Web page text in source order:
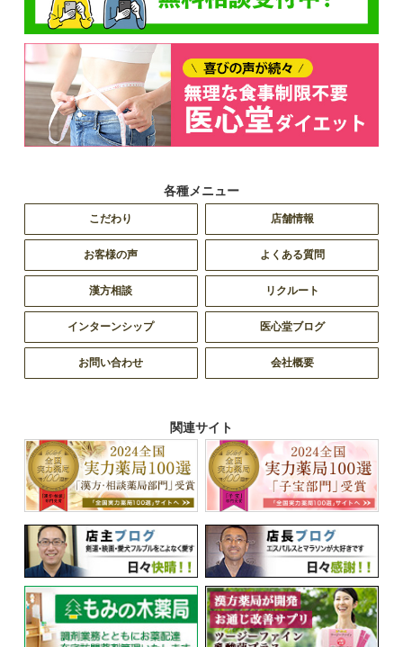
各種メニュー
こだわり 店舗情報
お客様の声 よくある質問
漢方相談 リクルート
インターンシップ 医心堂ブログ
お問い合わせ 会社概要
関連サイト